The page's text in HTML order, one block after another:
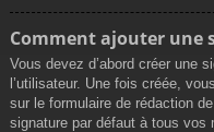
Comment ajouter une
Vous devez d’abord créer une
l’utilisateur. Une fois créée,
sur le formulaire de rédaction
signature par défaut à tous vos